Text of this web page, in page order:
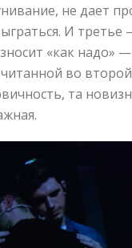
не дает
И
«как надо»
во
та